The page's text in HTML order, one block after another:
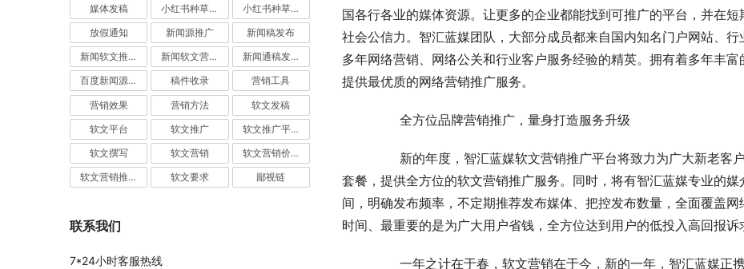
国各行各业的媒体资源。让更多的企业都能找到可推广的平台，并在
社会公信力。智汇蓝媒团队，大部分成员都来自国内知名门户网站、
多年网络营销、网络公关和行业客户服务经验的精英。拥有着多年丰
提供最优质的网络营销推广服务。
	　　全方位品牌营销推广，量身打造服务升级
套餐，提供全方位的软文营销推广服务。同时，将有智汇蓝媒专业的
间，明确发布频率，不定期推荐发布媒体、把控发布数量，全面覆盖
时间、最重要的是为广大用户省钱，全方位达到用户的低投入高回报诉
媒体发稿 小红书种草推广 小红书种草营销
放假通知 新闻源推广 新闻稿发布
新闻软文推广发稿 新闻软文营销推广 新闻通稿发布推广
百度新闻源发布 稿件收录 营销工具
营销效果 营销方法 软文发稿
软文平台 软文推广 软文推广平台
软文撰写 软文营销 软文营销价值
软文营销推广 软文要求 鄙视链
联系我们
7*24小时客服热线